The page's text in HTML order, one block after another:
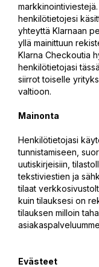
henkilötietojesi
yhteyttä Klarnaan
yllä mainittuun
Klarna Checkoutia
henkilötietojasi
siirrot toiselle
valtioon.
Mainonta
Henkilötietojasi
tunnistamiseen,
uutiskirjeisiin,
tekstiviestien ja
tilaat
kuin tilauksesi on
tilauksen milloin
Evästeet